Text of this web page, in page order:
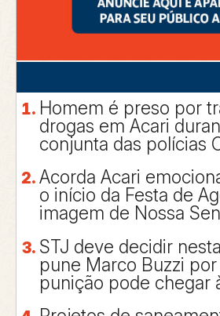
Homem é preso por
drogas em Acari
conjunta das polícias
Acorda Acari
o início da Festa de
imagem de Nossa
STJ deve decidir
pune Marco Buzzi por
punição pode chegar